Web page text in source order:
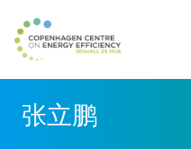
张立鹏